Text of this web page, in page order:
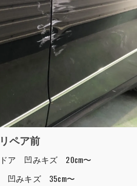
ペア前
ア 凹みキズ 20cm〜
凹みキズ 35cm〜